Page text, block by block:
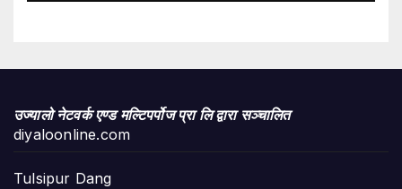
उज्यालो नेटवर्क एण्ड मल्टिपर्पोज प्रा लि द्वारा सञ्चालित
diyaloonline.com
Tulsipur Dang